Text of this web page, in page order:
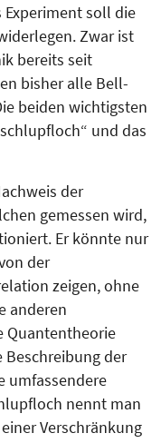
Experiment soll die
Zwar ist
bereits seit
bisher alle Bell-
beiden wichtigsten
und das
der
gemessen wird,
Er könnte nur
der
zeigen, ohne
anderen
Quantentheorie
der
umfassendere
nennt man
Verschränkung